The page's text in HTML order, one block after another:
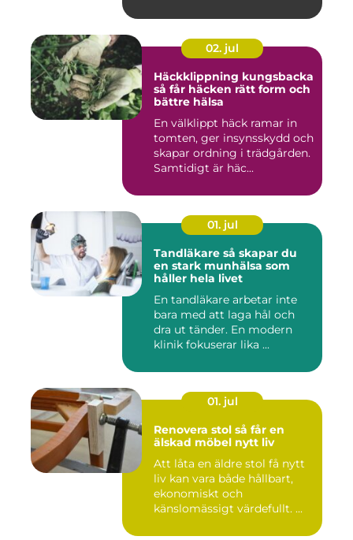
02. jul
Häckklippning kungsbacka
så får häcken rätt form och
bättre hälsa
En välklippt häck ramar in
tomten, ger insynsskydd och
skapar ordning i trädgården.
Samtidigt är häc...
01. jul
Tandläkare så skapar du
en stark munhälsa som
håller hela livet
En tandläkare arbetar inte
bara med att laga hål och
dra ut tänder. En modern
klinik fokuserar lika ...
01. jul
Renovera stol så får en
älskad möbel nytt liv
Att låta en äldre stol få nytt
liv kan vara både hållbart,
ekonomiskt och
känslomässigt värdefullt. ...